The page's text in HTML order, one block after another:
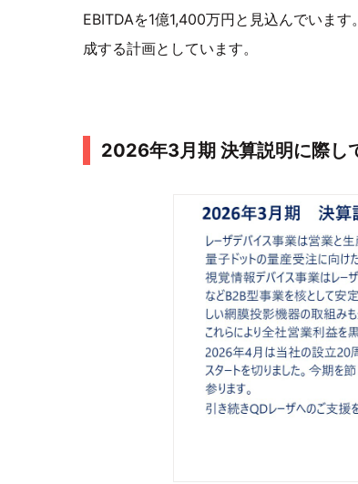
EBITDAを1億1,400万円と見込んでいま
成する計画としています。
2026年3月期 決算説明に際し